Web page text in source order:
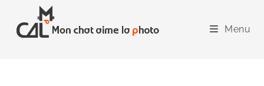
content
Menu